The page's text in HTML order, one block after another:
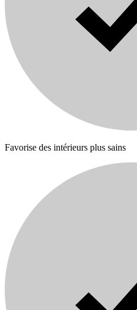
Favorise des intérieurs plus sains